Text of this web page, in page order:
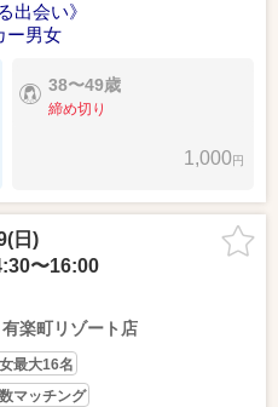
出会い》
ー男女
38〜49歳
締め切り
1,000円
日)
〜16:00
有楽町リゾート店
最大16名
マッチング